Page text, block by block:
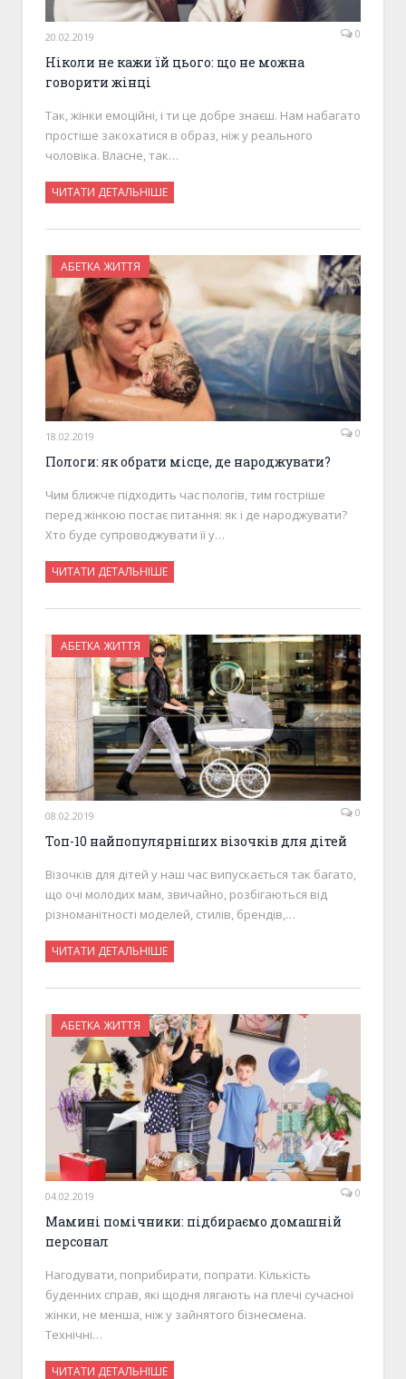
20.02.2019 0
Ніколи не кажи їй цього: що не можна
говорити жінці
Так, жінки емоційні, і ти це добре знаєш. Нам набагато
простіше закохатися в образ, ніж у реального
чоловіка. Власне, так…
ЧИТАТИ ДЕТАЛЬНІШЕ
АБЕТКА ЖИТТЯ
18.02.2019 0
Пологи: як обрати місце, де народжувати?
Чим ближче підходить час пологів, тим гостріше
перед жінкою постає питання: як і де народжувати?
Хто буде супроводжувати її у…
ЧИТАТИ ДЕТАЛЬНІШЕ
АБЕТКА ЖИТТЯ
08.02.2019 0
Топ-10 найпопулярніших візочків для дітей
Візочків для дітей у наш час випускається так багато,
що очі молодих мам, звичайно, розбігаються від
різноманітності моделей, стилів, брендів,…
ЧИТАТИ ДЕТАЛЬНІШЕ
АБЕТКА ЖИТТЯ
04.02.2019 0
Мамині помічники: підбираємо домашній
персонал
Нагодувати, поприбирати, попрати. Кількість
буденних справ, які щодня лягають на плечі сучасної
жінки, не менша, ніж у зайнятого бізнесмена.
Технічні…
ЧИТАТИ ДЕТАЛЬНІШЕ